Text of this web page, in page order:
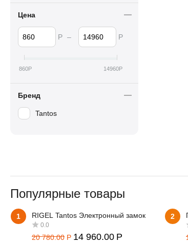
Цена
Р – Р
860Р 14960Р
Бренд
Tantos
Популярные товары
1 RIGEL Tantos Электронный замок
20 780.00 Р 14 960.00 Р
2